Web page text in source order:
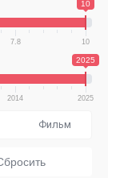
10
7.8 10
2025
2014 2025
Фильм